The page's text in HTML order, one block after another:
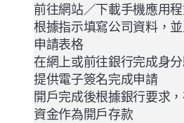
前往網站／下載手機應用
根據指示填寫公司資料，
申請表格
在網上或前往銀行完成身
提供電子簽名完成申請
開戶完成後根據銀行要求
資金作為開戶存款